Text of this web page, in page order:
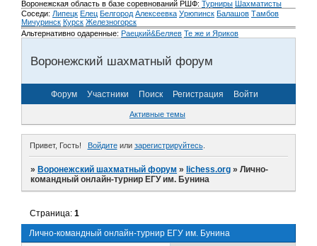
Воронежская область в базе соревнований РШФ: Турниры Шахматисты
Соседи: Липецк Елец Белгород Алексеевка Урюпинск Балашов Тамбов
Мичуринск Курск Железногорск
Альтернативно одаренные: Раецкий&Беляев Те же и Яриков
Воронежский шахматный форум
Форум Участники Поиск Регистрация Войти
Активные темы
Привет, Гость! Войдитеили зарегистрируйтесь.
»Воронежский шахматный форум »lichess.org »Лично-
командный онлайн-турнир ЕГУ им. Бунина
Лично-командный онлайн-турнир ЕГУ им. Бунина
Страница:1